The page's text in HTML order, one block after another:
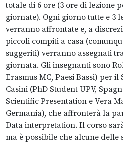
totale di 6 ore (3 ore di lezione
giornate). Ogni giorno tutte e 3
verranno affrontate e, a
piccoli compiti a casa
suggeriti) verranno assegnati
giornata. Gli insegnanti sono
Erasmus MC, Paesi Bassi) per
Casini (PhD Student UPV,
Scientific Presentation e Vera
Germania), che affronterà la
Data interpretation. Il corso
ma è possibile che alcune delle